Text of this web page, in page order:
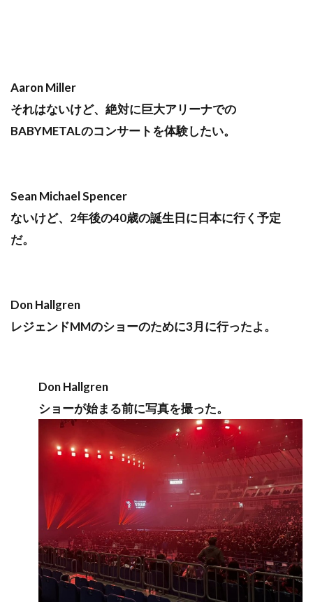
Aaron Miller
それはないけど、絶対に巨大アリーナでの
BABYMETALのコンサートを体験したい。
Sean Michael Spencer
ないけど、2年後の40歳の誕生日に日本に行く予定
だ。
Don Hallgren
レジェンドMMのショーのために3月に行ったよ。
Don Hallgren
ショーが始まる前に写真を撮った。